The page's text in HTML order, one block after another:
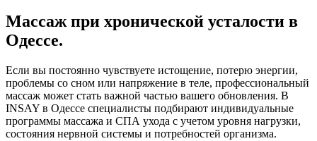
Массаж при хронической усталости в
Одессе.
Если вы постоянно чувствуете истощение, потерю энергии,
проблемы со сном или напряжение в теле, профессиональный
массаж может стать важной частью вашего обновления. В
INSAY в Одессе специалисты подбирают индивидуальные
программы массажа и СПА ухода с учетом уровня нагрузки,
состояния нервной системы и потребностей организма.